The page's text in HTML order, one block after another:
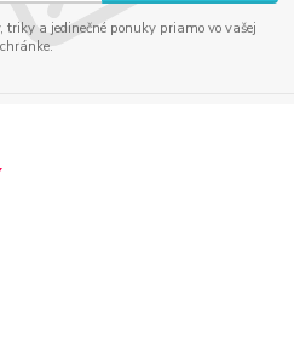
a jedinečné ponuky priamo vo vašej